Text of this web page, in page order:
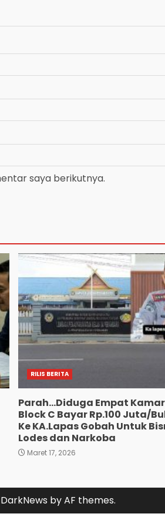
saya berikutnya.
RILIS BERITA
Parah…Diduga Empat
Block C Bayar Rp.100 Juta/
Ke KA.Lapas Gobah Untuk
Lodes dan Narkoba
Maret 17, 2026
DarkNews by AF themes.